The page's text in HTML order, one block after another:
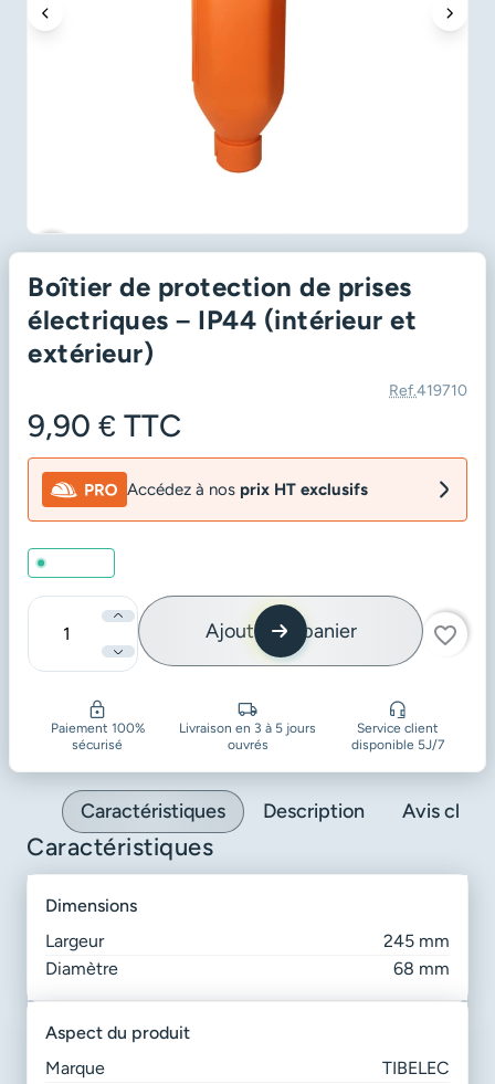
favorite_border
Boîtier de protection de prises
électriques – IP44 (intérieur et
extérieur)
Ref.419710
9,90 € TTC
Accédez à nos prix HT exclusifs
Quantité
Ajouter au panier favorite_border
Paiement 100%
sécurisé
Livraison en 3 à 5 jours
ouvrés
Service client
disponible 5J/7
Caractéristiques Description Avis
Caractéristiques
dimensions
Largeur
245 mm
Diamètre
68 mm
aspect du produit
Marque
TIBELEC